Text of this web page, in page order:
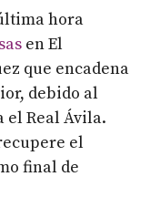
hora
en El
que encadena
debido al
Real Ávila.
el
final de